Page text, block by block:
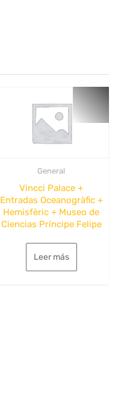
General
Vincci Palace +
Entradas Oceanogràfic +
Hemisfèric + Museo de
Ciencias Príncipe Felipe
Leer más